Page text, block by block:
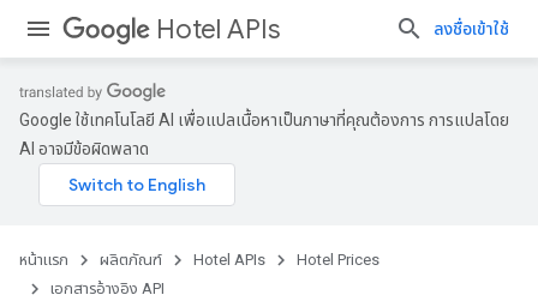
Hotel APIs ลงชื่อเข้าใช้
Google ใช้เทคโนโลยี AI เพื่อแปลเนื้อหาเป็นภาษาที่คุณต้องการ การแปลโดย
AI อาจมีข้อผิดพลาด
หน้าแรก ผลิตภัณฑ์ Hotel APIs
Hotel Prices
เอกสารอ้างอิง API